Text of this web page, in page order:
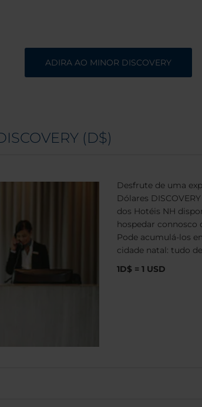
ADIRA AO MINOR DISCOVERY
(D$)
Desfrute de uma
Dólares
dos Hotéis NH
hospedar connosco
Pode acumulá-los
cidade natal: tudo
1D$ = 1 USD